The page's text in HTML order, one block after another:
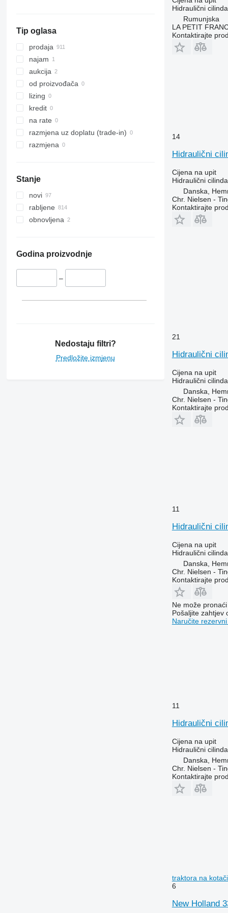
Tip oglasa
prodaja
najam
aukcija
od proizvođača
lizing
kredit
na rate
razmjena uz doplatu (trade-in)
razmjena
Stanje
novi
rabljene
obnovljena
Godina proizvodnje
–
Nedostaju filtri?
Predložite izmjenu
Hidraulični
Rumunjska
LA PETIT
Kontaktirajte
14
Hidraulični
Cijena na upit
Hidraulični
Danska,
Chr. Nielsen -
Kontaktirajte
21
Hidraulični
Cijena na upit
Hidraulični
Danska,
Chr. Nielsen -
Kontaktirajte
11
Hidraulični
Cijena na upit
Hidraulični
Danska,
Chr. Nielsen -
Kontaktirajte
Ne može
Pošaljite zahtjev
Naručite
11
Hidraulični
Cijena na upit
Hidraulični
Danska,
Chr. Nielsen -
Kontaktirajte
traktora na
6
New Holland